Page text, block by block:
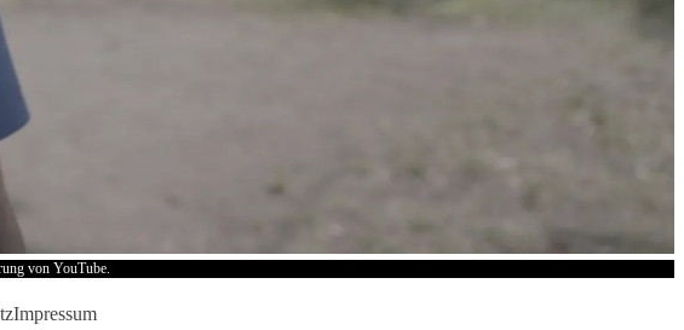
von YouTube.
Impressum